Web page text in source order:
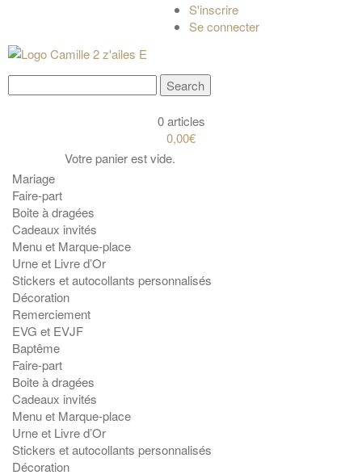
S'inscrire
Se connecter
0 articles
0,00€
Votre panier est vide.
Mariage
Faire-part
Boite à dragées
Cadeaux invités
Menu et Marque-place
Urne et Livre d’Or
Stickers et autocollants personnalisés
Décoration
Remerciement
EVG et EVJF
Baptême
Faire-part
Boite à dragées
Cadeaux invités
Menu et Marque-place
Urne et Livre d’Or
Stickers et autocollants personnalisés
Décoration